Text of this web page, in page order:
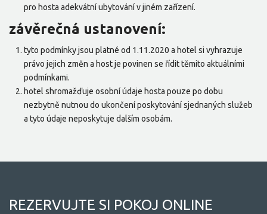
pro hosta adekvátní ubytování v jiném zařízení.
závěrečná ustanovení:
tyto podmínky jsou platné od 1.11.2020 a hotel si vyhrazuje
právo jejich změn a host je povinen se řídit těmito aktuálními
podmínkami.
hotel shromažďuje osobní údaje hosta pouze po dobu
nezbytně nutnou do ukončení poskytování sjednaných služeb
a tyto údaje neposkytuje dalším osobám.
REZERVUJTE SI POKOJ ONLINE